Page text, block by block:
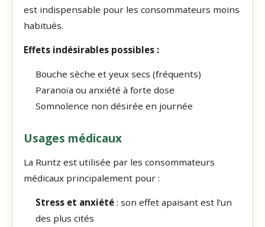
est indispensable pour les consommateurs moins
habitués.
Effets indésirables possibles :
Bouche sèche et yeux secs (fréquents)
Paranoïa ou anxiété à forte dose
Somnolence non désirée en journée
Usages médicaux
La Runtz est utilisée par les consommateurs
médicaux principalement pour :
Stress et anxiété: son effet apaisant est l’un
des plus cités